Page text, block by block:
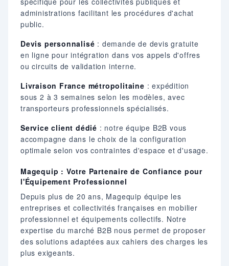
administrations facilitant les procédures d'achat
public.
Devis personnalisé : demande de devis gratuite
en ligne pour intégration dans vos appels d'offres
ou circuits de validation interne.
Livraison France métropolitaine : expédition
sous 2 à 3 semaines selon les modèles, avec
transporteurs professionnels spécialisés.
Service client dédié : notre équipe B2B vous
accompagne dans le choix de la configuration
optimale selon vos contraintes d'espace et d'usage.
Magequip : Votre Partenaire de Confiance pour
l'Équipement Professionnel
Depuis plus de 20 ans, Magequip équipe les
entreprises et collectivités françaises en mobilier
professionnel et équipements collectifs. Notre
expertise du marché B2B nous permet de proposer
des solutions adaptées aux cahiers des charges les
plus exigeants.